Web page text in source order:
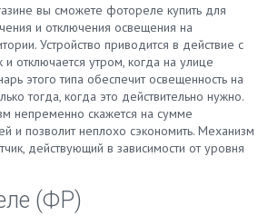
вы сможете фотореле купить для
и отключения освещения на
Устройство приводится в действие с
отключается утром, когда на улице
этого типа обеспечит освещенность на
тогда, когда это действительно нужно.
непременно скажется на сумме
и позволит неплохо сэкономить. Механизм
действующий в зависимости от уровня
(ФР)